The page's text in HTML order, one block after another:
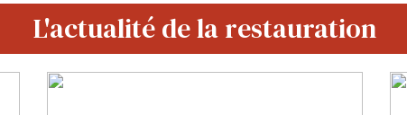
L'actualité de la restauration